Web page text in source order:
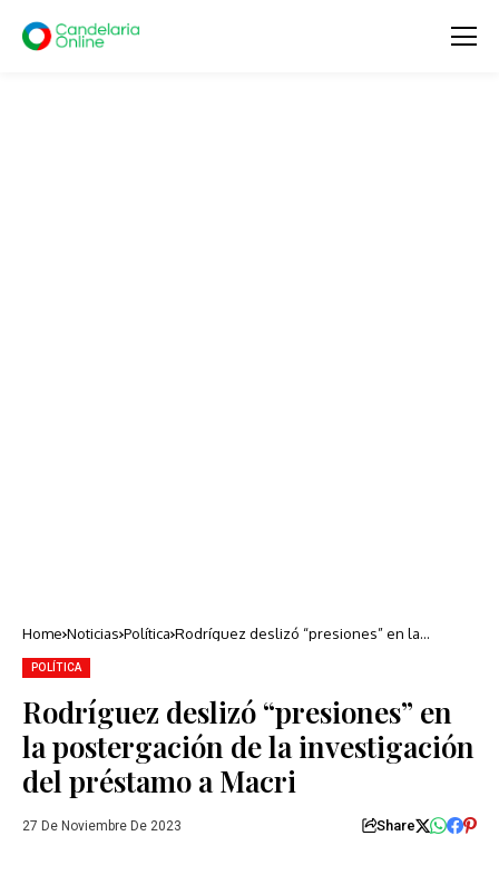
Home Noticias Política Rodríguez deslizó “presiones” en la
POLÍTICA
Rodríguez deslizó “presiones” en
la postergación de la investigación
del préstamo a Macri
27 De Noviembre De 2023 Share